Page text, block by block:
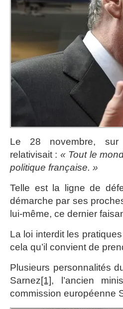
Le 28 novembre, sur
relativisait : « Tout le
politique française. »
Telle est la ligne de
démarche par ses
lui-même, ce dernier
La loi interdit les
cela qu’il convient de
Plusieurs personnalités
Sarnez[1], l’ancien
commission européenne